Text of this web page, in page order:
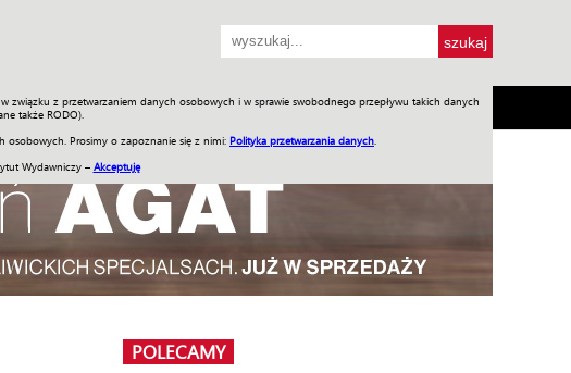
związku z przetwarzaniem danych osobowych i w sprawie swobodnego przepływu takich danych
także RODO).
osobowych. Prosimy o zapoznanie się z nimi: Polityka przetwarzania danych
Wydawniczy – Akceptuję
ENGLISH SKLEP Jednodniówki Praca w WIW
POLECAMY